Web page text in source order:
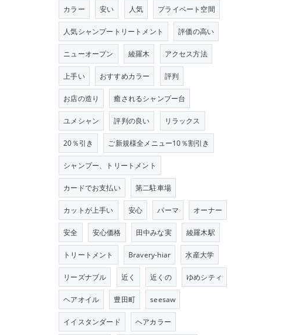
カラー 安い 人気 プライベート空間
人気シャンプートリートメント 評価の高い
ニューオープン 綾羅木 アクセス方法
上手い おすすめカラー 評判
お店の造り 癒されるシャンプー台
ユメシャン 評判の良い リラックス
20％引き ご新規様全メニュー10％割引き
シャンプー、トリートメント
カードでお支払い 第二駐車場
カットが上手い 安心 パーマ オーナー
安全 安心価格 田中みな実 綾羅木駅
トリートメント Bravery-hiar 水産大学
リーズナブル 近く 近くの ゆめシティ
ヘアオイル 豊田町 seesaw
イイスタンダード ヘアカラー